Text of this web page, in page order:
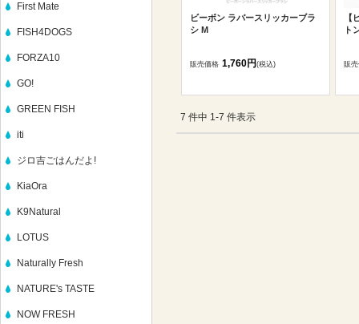
First Mate
FISH4DOGS
FORZA10
GO!
GREEN FISH
iti
ジロ吉ごはんだよ!
KiaOra
K9Natural
LOTUS
Naturally Fresh
NATURE's TASTE
NOW FRESH
ビーボン ラバースリッカーブラ
シ M
販売価格 1,760円(税込)
【
ト
販
7 件中 1-7 件表示